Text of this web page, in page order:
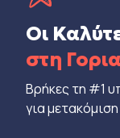
Οι
στη
Βρήκες τη #1
για